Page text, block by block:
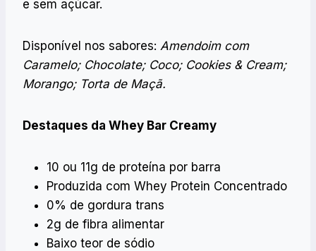
e sem açúcar.
Disponível nos sabores: Amendoim com
Caramelo; Chocolate; Coco; Cookies & Cream;
Morango; Torta de Maçã.
Destaques da Whey Bar Creamy
10 ou 11g de proteína por barra
Produzida com Whey Protein Concentrado
0% de gordura trans
2g de fibra alimentar
Baixo teor de sódio